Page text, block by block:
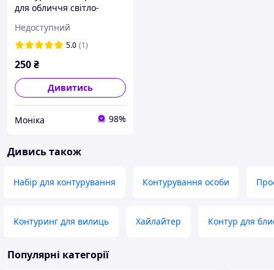
для обличчя світло-
Sculpt Shaping Stick 5 г
Недоступний
5.0 (1)
250₴
Дивитись
Моніка 98%
Дивись також
Набір для контурування Контурування особи
Контуринг для вилиць Хайлайтер Контур для
Популярні категорії